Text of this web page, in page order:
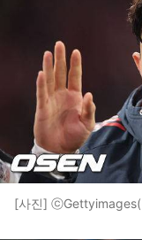
[사진] ⓒGettyimages(